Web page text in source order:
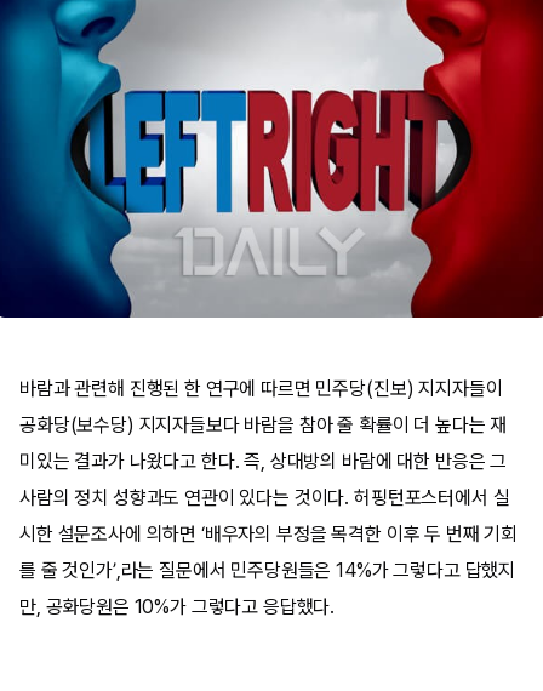
바람과 관련해 진행된 한 연구에 따르면 민주당(진보) 지지자들이
공화당(보수당) 지지자들보다 바람을 참아 줄 확률이 더 높다는 재
미있는 결과가 나왔다고 한다. 즉, 상대방의 바람에 대한 반응은 그
사람의 정치 성향과도 연관이 있다는 것이다. 허핑턴포스터에서 실
시한 설문조사에 의하면 ‘배우자의 부정을 목격한 이후 두 번째 기회
를 줄 것인가’,라는 질문에서 민주당원들은 14%가 그렇다고 답했지
만, 공화당원은 10%가 그렇다고 응답했다.